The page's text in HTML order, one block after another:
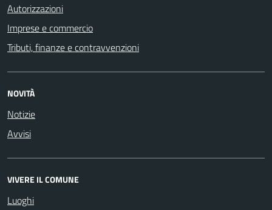
Autorizzazioni
Imprese e commercio
Tributi, finanze e contravvenzioni
NOVITÀ
Notizie
Avvisi
VIVERE IL COMUNE
Luoghi